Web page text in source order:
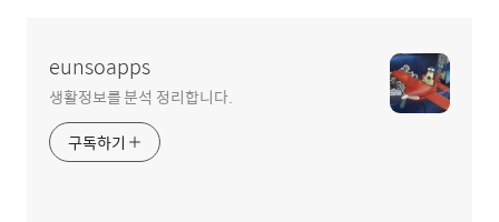
eunsoapps
생활정보를 분석 정리합니다.
구독하기